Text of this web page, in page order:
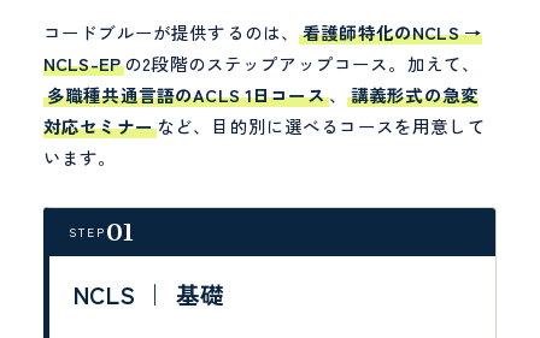
コードブルーが提供するのは、看護師特化のNCLS →
NCLS-EPの2段階のステップアップコース。加えて、
多職種共通言語のACLS 1日コース、
講義形式の急変
対応セミナーなど、目的別に選べるコースを用意して
います。
STEP 01
NCLS ｜ 基礎